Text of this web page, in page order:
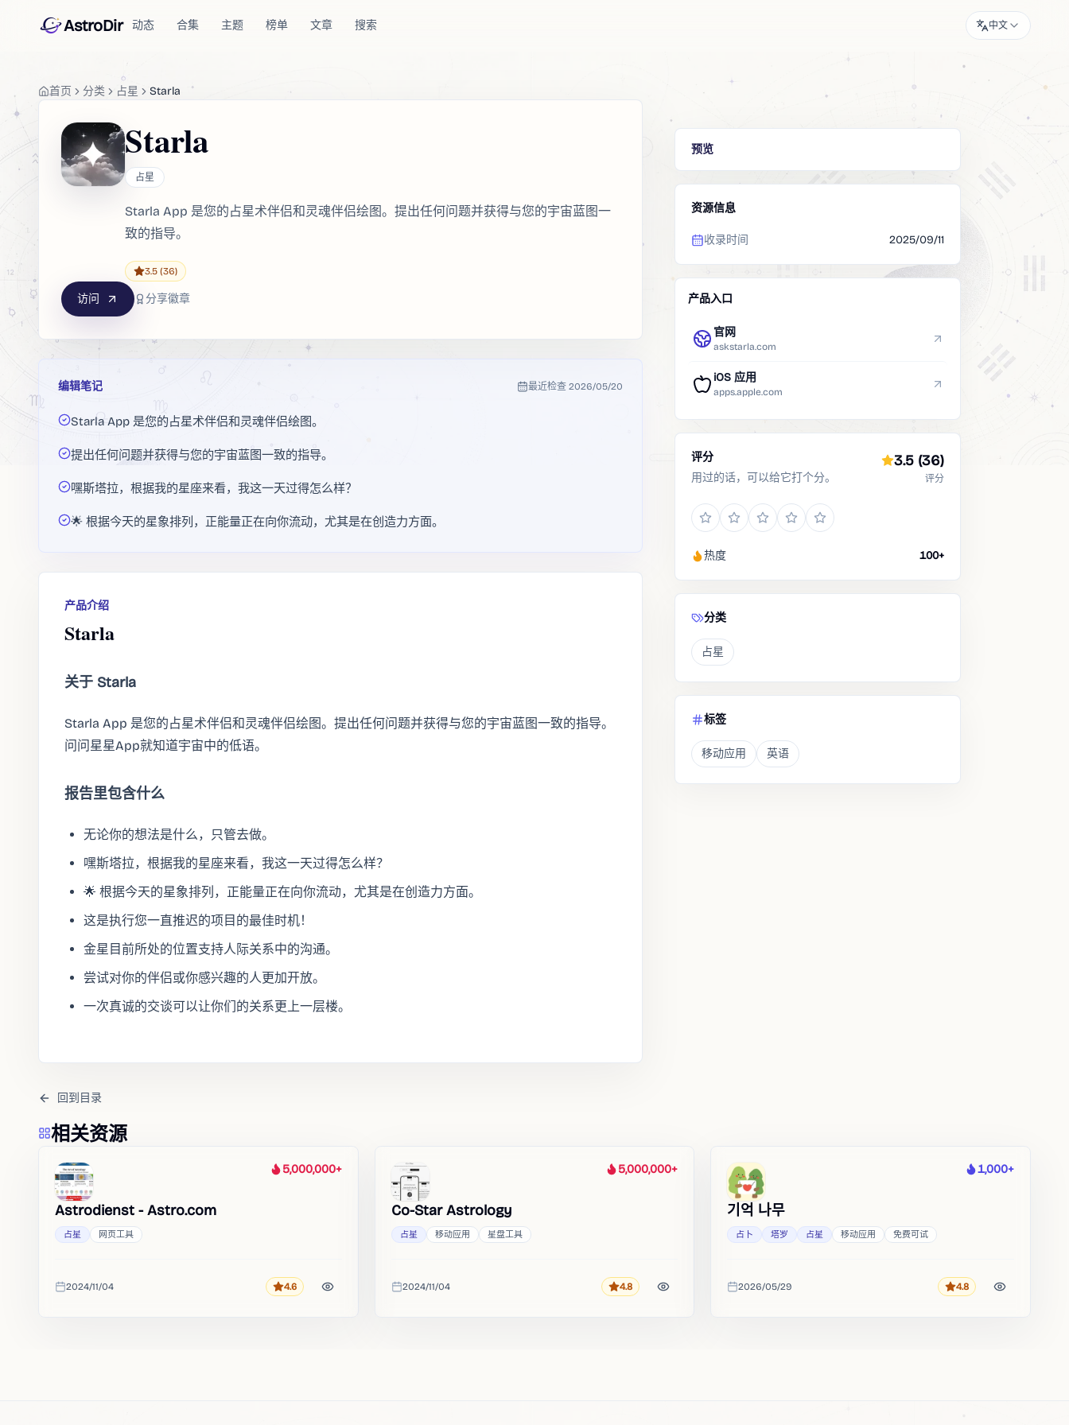
AstroDir 动态 合集 主题 榜单 文章 搜索 中文
首页 分类 占星 Starla
Starla
占星
Starla App 是您的占星术伴侣和灵魂伴侣绘图。提出任何问题并获得与您的宇宙蓝图一
致的指导。
3.5 (36)
访问 分享徽章
编辑笔记 最近检查 2026/05/20
Starla App 是您的占星术伴侣和灵魂伴侣绘图。
提出任何问题并获得与您的宇宙蓝图一致的指导。
嘿斯塔拉，根据我的星座来看，我这一天过得怎么样？
🌟 根据今天的星象排列，正能量正在向你流动，尤其是在创造力方面。
产品介绍
Starla
关于 Starla
Starla App 是您的占星术伴侣和灵魂伴侣绘图。提出任何问题并获得与您的宇宙蓝图一致的指导。
问问星星App就知道宇宙中的低语。
报告里包含什么
无论你的想法是什么，只管去做。
嘿斯塔拉，根据我的星座来看，我这一天过得怎么样？
🌟 根据今天的星象排列，正能量正在向你流动，尤其是在创造力方面。
这是执行您一直推迟的项目的最佳时机！
金星目前所处的位置支持人际关系中的沟通。
尝试对你的伴侣或你感兴趣的人更加开放。
一次真诚的交谈可以让你们的关系更上一层楼。
回到目录
预览
资源信息
收录时间 2025/09/11
产品入口
官网
askstarla.com
iOS 应用
apps.apple.com
评分
用过的话，可以给它打个分。
3.5 (36)
评分
热度 100+
分类
占星
标签
移动应用 英语
相关资源
热度
5,000,000+
Astrodienst - Astro.com
占星 网页工具
收录时间
2024/11/04 评分4.6
热度
5,000,000+
Co-Star Astrology
占星 移动应用 星盘工具
收录时间
2024/11/04 评分4.8
热度
1,000+
기억 나무
占卜 塔罗 占星 移动应用 免费可试
收录时间
2026/05/29 评分4.8